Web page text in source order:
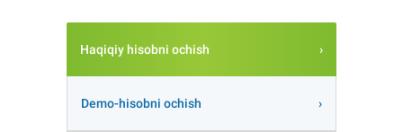
Haqiqiy hisobni ochish
Demo-hisobni ochish